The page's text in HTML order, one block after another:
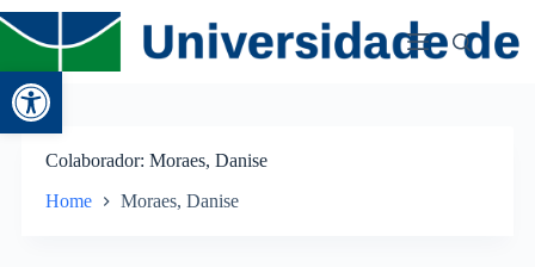
Abrir a barra de ferramentas
Colaborador Moraes, Danise
Home Moraes, Danise